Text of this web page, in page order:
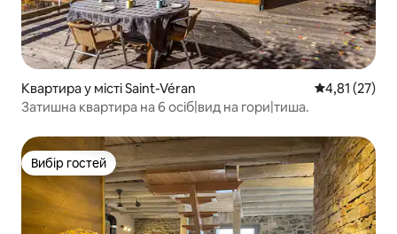
Квартира у місті Saint-Véran Середня
4,81 (27)
Затишна квартира на 6 осіб|вид на гори|тиша.
Вибір гостей
Вибір гостей